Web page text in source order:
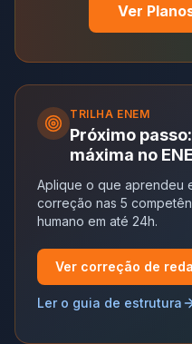
Ver
TRILHA ENEM
Próximo
máxima no
Aplique o que aprendeu
correção nas 5
humano em até 24h.
Ver correção de
Ler o guia de estrutura